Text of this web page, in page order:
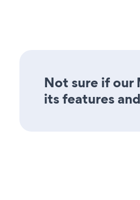
Not sure if our
its features